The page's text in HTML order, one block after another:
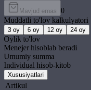
Mavjud emas 0
Muddatli to'lov kalkulyatori
3 oy 6 oy 12 oy 24 oy
Oylik to'lov
Menejer hisoblab beradi
Umumiy summa
Individual hisob-kitob
Xususiyatlari
Artikul